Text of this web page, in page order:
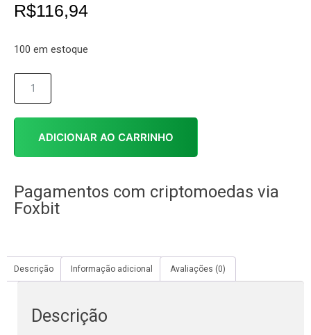
R$116,94
100 em estoque
ADICIONAR AO CARRINHO
Pagamentos com criptomoedas via
Foxbit
Descrição Informação adicional Avaliações (0)
Descrição